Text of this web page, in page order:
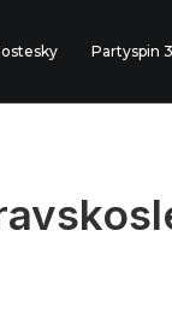
Partyspin